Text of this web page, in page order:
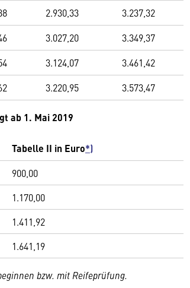
2.930,33 3.237,32
3.027,20 3.349,37
3.124,07 3.461,42
3.220,95 3.573,47
ab 1. Mai 2019
Tabelle II in Euro*)
900,00
1.170,00
1.411,92
1.641,19
bzw. mit Reifeprüfung.